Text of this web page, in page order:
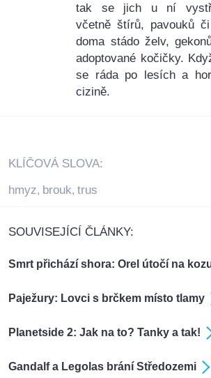
tak se jich u ní
včetně štírů, pavouků
doma stádo želv,
adoptované kočičky.
se ráda po lesích a
cizině.
KLÍČOVÁ SLOVA:
hmyz, brouk, trus
SOUVISEJÍCÍ ČLÁNKY:
Smrt přichází shora: Orel útočí na
Paježury: Lovci s brčkem místo tlamy
Planetside 2: Jak na to? Tanky a tak!
Gandalf a Legolas brání Středozemi